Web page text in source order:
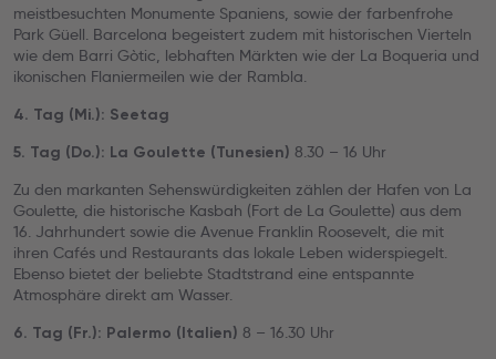
meistbesuchten Monumente Spaniens, sowie der farbenfrohe
Park Güell. Barcelona begeistert zudem mit historischen Vierteln
wie dem Barri Gòtic, lebhaften Märkten wie der La Boqueria und
ikonischen Flaniermeilen wie der Rambla.
4. Tag (Mi.): Seetag
5. Tag (Do.): La Goulette (Tunesien) 8.30 – 16 Uhr
Zu den markanten Sehenswürdigkeiten zählen der Hafen von La
Goulette, die historische Kasbah (Fort de La Goulette) aus dem
16. Jahrhundert sowie die Avenue Franklin Roosevelt, die mit
ihren Cafés und Restaurants das lokale Leben widerspiegelt.
Ebenso bietet der beliebte Stadtstrand eine entspannte
Atmosphäre direkt am Wasser.
6. Tag (Fr.): Palermo (Italien) 8 – 16.30 Uhr